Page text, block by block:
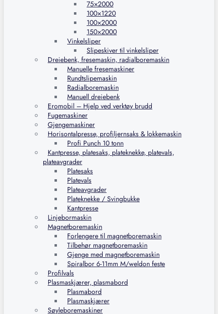
75×2000
100×1220
100×2000
150×2000
Vinkelsliper
Slipeskiver til vinkelsliper
Dreiebenk, fresemaskin, radialboremaskin
Manuelle fresemaskiner
Rundtslipemaskin
Radialboremaskin
Manuell dreiebenk
Eromobil – Hjelp ved verktøy brudd
Fugemaskiner
Gjengemaskiner
Horisontalpresse, profiljernsaks & lokkemaskin
Profi Punch 10 tonn
Kantpresse, platesaks, plateknekke, platevals,
plateavgrader
Platesaks
Platevals
Plateavgrader
Plateknekke / Svingbukke
Kantpresse
Linjebormaskin
Magnetboremaskin
Forlengere til magnetboremaskin
Tilbehør magnetboremaskin
Gjenge med magnetboremaskin
Spiralbor 6-11mm M/weldon feste
Profilvals
Plasmaskjærer, plasmabord
Plasmabord
Plasmaskjærer
Søyleboremaskiner